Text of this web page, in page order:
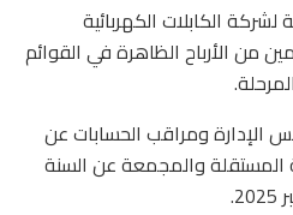
الكابلات الكهربائية
من الأرباح الظاهرة في القوائم
الإدارة ومراقب الحسابات عن
المستقلة والمجمعة عن السنة